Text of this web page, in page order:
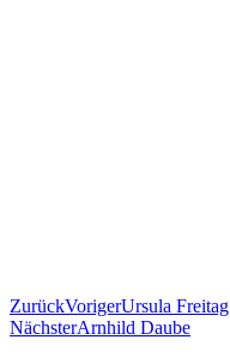
ZurückVorigerUrsula Freitag
NächsterArnhild Daube